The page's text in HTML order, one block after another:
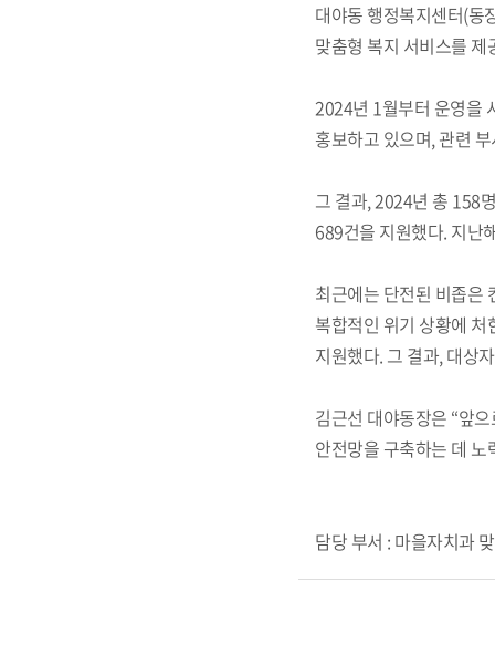
대야동 행정복지센터(동
맞춤형 복지 서비스를
2024년 1월부터 운영을
홍보하고 있으며, 관련
그 결과, 2024년 총 158
689건을 지원했다. 지난
최근에는 단전된 비좁은
복합적인 위기 상황에 처
지원했다. 그 결과, 대상
김근선 대야동장은 “앞
안전망을 구축하는 데
담당 부서 : 마을자치과